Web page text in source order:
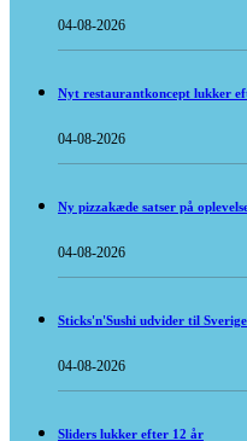
04-08-2026
Nyt restaurantkoncept lukker
04-08-2026
Ny pizzakæde satser på
04-08-2026
Sticks'n'Sushi udvider til
04-08-2026
Sliders lukker efter 12 år